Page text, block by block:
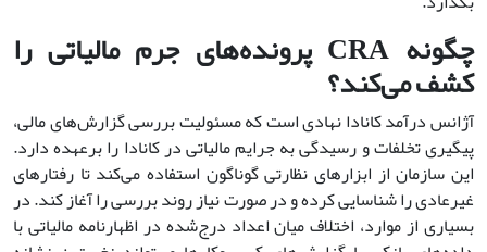
چگونه CRA پرونده‌های جرم مالیاتی را
کشف می‌کند؟
آژانس درآمد کانادا نهادی است که مسئولیت بررسی گزارش‌های مالی،
پیگیری تخلفات و رسیدگی به جرایم مالیاتی در کانادا را برعهده دارد.
این سازمان از ابزارهای نظارتی گوناگون استفاده می‌کند تا رفتارهای
غیرعادی را شناسایی کرده و در صورت نیاز روند بررسی را آغاز کند. در
بسیاری از موارد، اختلاف میان اعداد درج‌شده در اظهارنامه مالیاتی با